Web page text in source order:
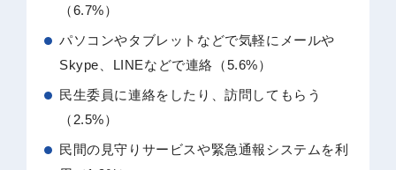
（6.7%）
パソコンやタブレットなどで気軽にメールや
Skype、LINEなどで連絡（5.6%）
民生委員に連絡をしたり、訪問してもらう
（2.5%）
民間の見守りサービスや緊急通報システムを利